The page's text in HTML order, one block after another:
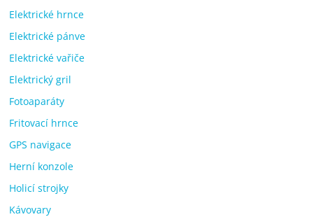
Elektrické hrnce
Elektrické pánve
Elektrické vařiče
Elektrický gril
Fotoaparáty
Fritovací hrnce
GPS navigace
Herní konzole
Holicí strojky
Kávovary